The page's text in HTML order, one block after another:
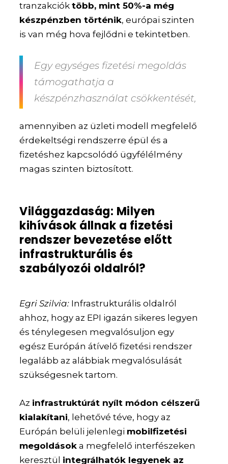
tranzakcióktöbb, mint 50%-a még
készpénzben történik, európai szinten
is van még hova fejlődni e tekintetben.
Egy egységes fizetési megoldás
támogathatja a
készpénzhasználat csökkentését,
amennyiben az üzleti modell megfelelő
érdekeltségi rendszerre épül és a
fizetéshez kapcsolódó ügyfélélmény
magas szinten biztosított.
Világgazdaság: Milyen
kihívások állnak a fizetési
rendszer bevezetése előtt
infrastrukturális és
szabályozói oldalról?
Egri Szilvia: Infrastrukturális oldalról
ahhoz, hogy az EPI igazán sikeres legyen
és ténylegesen megvalósuljon egy
egész Európán átívelő fizetési rendszer
legalább az alábbiak megvalósulását
szükségesnek tartom.
Az infrastruktúrát nyílt módon célszerű
kialakítani, lehetővé téve, hogy az
Európán belüli jelenlegi mobilfizetési
megoldások a megfelelő interfészeken
keresztül integrálhatók legyenek az